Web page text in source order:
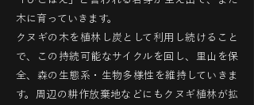
木に育っていきます。
クヌギの木を植林し炭として利用し続けること
で、この持続可能なサイクルを回し、里山を保
全、森の生態系・生物多様性を維持していきま
す。周辺の耕作放棄地などにもクヌギ植林が拡